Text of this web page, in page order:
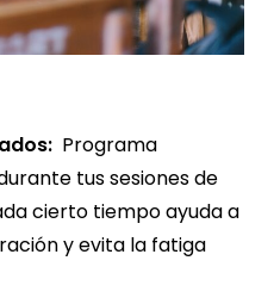
Programa
tus sesiones de
cierto tiempo ayuda a
y evita la fatiga